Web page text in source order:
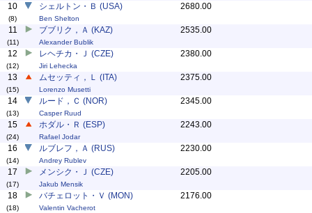
10
(8)
シェルトン・Ｂ (USA)
Ben Shelton
2680.00
11
(11)
ブブリク，Ａ (KAZ)
Alexander Bublik
2535.00
12
(12)
レヘチカ・Ｊ (CZE)
Jiri Lehecka
2380.00
13
(15)
ムセッティ，Ｌ (ITA)
Lorenzo Musetti
2375.00
14
(13)
ルード，Ｃ (NOR)
Casper Ruud
2345.00
15
(24)
ホダル・Ｒ (ESP)
Rafael Jodar
2243.00
16
(14)
ルブレフ，Ａ (RUS)
Andrey Rublev
2230.00
17
(17)
メンシク・Ｊ (CZE)
Jakub Mensik
2205.00
18
(18)
バチェロット・Ｖ (MON)
Valentin Vacherot
2176.00